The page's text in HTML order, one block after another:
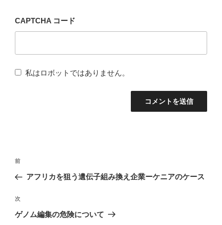
CAPTCHA コード
私はロボットではありません。
投
稿
ビ
ゲ
前
の
稿
前
アフリカを狙う遺伝子組み換え企業ーケニアのケース
次
の
次
ゲノム編集の危険について